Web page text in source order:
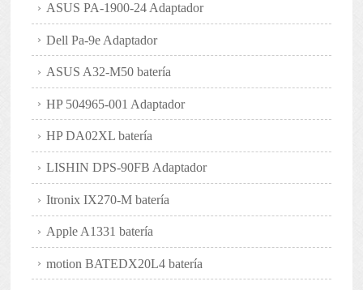
ASUS PA-1900-24 Adaptador
Dell Pa-9e Adaptador
ASUS A32-M50 batería
HP 504965-001 Adaptador
HP DA02XL batería
LISHIN DPS-90FB Adaptador
Itronix IX270-M batería
Apple A1331 batería
motion BATEDX20L4 batería